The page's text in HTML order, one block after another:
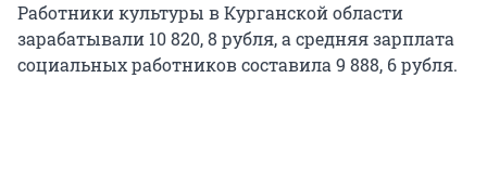
Работники культуры в Курганской области
зарабатывали 10 820, 8 рубля, а средняя зарплата
социальных работников составила 9 888, 6 рубля.